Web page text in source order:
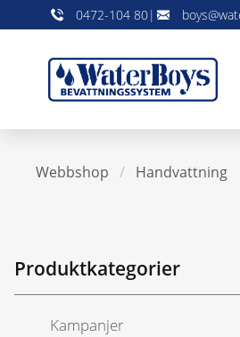
0472-104 80|
Webbshop / Handvattning
Produktkategorier
Kampanjer